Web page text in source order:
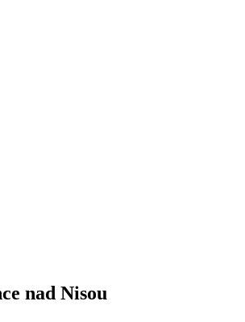
nad Nisou